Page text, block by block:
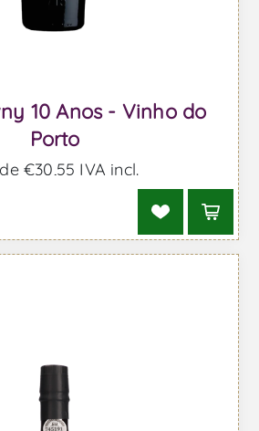
10 Anos - Vinho do
Porto
€30,55 IVA incl.